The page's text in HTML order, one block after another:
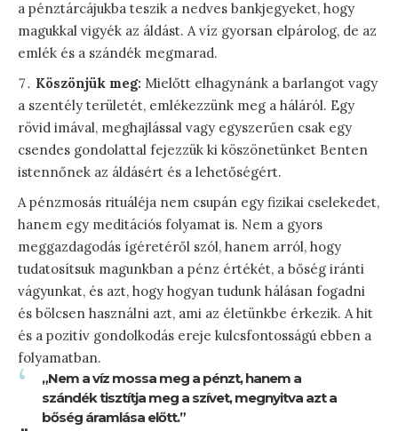
a pénztárcájukba teszik a nedves bankjegyeket, hogy
magukkal vigyék az áldást. A víz gyorsan elpárolog, de az
emlék és a szándék megmarad.
Köszönjük meg: Mielőtt elhagynánk a barlangot vagy
a szentély területét, emlékezzünk meg a háláról. Egy
rövid imával, meghajlással vagy egyszerűen csak egy
csendes gondolattal fejezzük ki köszönetünket Benten
istennőnek az áldásért és a lehetőségért.
A pénzmosás rituáléja nem csupán egy fizikai cselekedet,
hanem egy meditációs folyamat is. Nem a gyors
meggazdagodás ígéretéről szól, hanem arról, hogy
tudatosítsuk magunkban a pénz értékét, a bőség iránti
vágyunkat, és azt, hogy hogyan tudunk hálásan fogadni
és bölcsen használni azt, ami az életünkbe érkezik. A hit
és a pozitív gondolkodás ereje kulcsfontosságú ebben a
folyamatban.
„Nem a víz mossa meg a pénzt, hanem a
szándék tisztítja meg a szívet, megnyitva azt a
bőség áramlása előtt.”